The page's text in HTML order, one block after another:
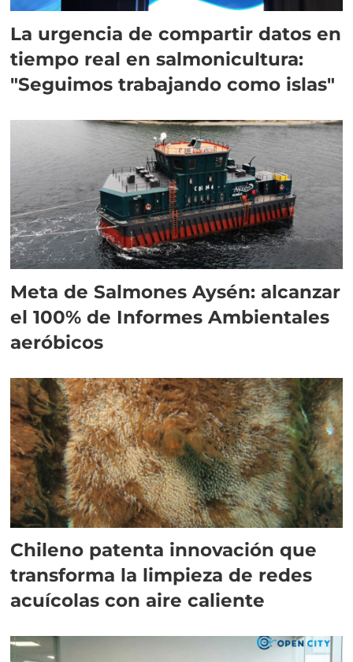
La urgencia de compartir datos en
tiempo real en salmonicultura:
"Seguimos trabajando como islas"
Meta de Salmones Aysén: alcanzar
el 100% de Informes Ambientales
aeróbicos
Chileno patenta innovación que
transforma la limpieza de redes
acuícolas con aire caliente